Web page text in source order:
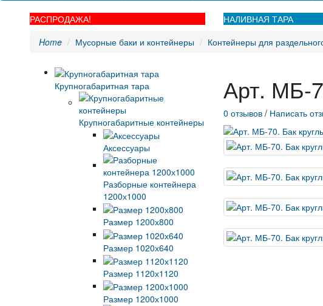
РАСПРОДАЖА! НАЛИВНАЯ ТАРА
Home
Мусорные баки и контейнеры Контейнеры для
Крупногабаритная тара
Крупногабаритные контейнеры
Аксессуары
Разборные контейнера
1200х1000
Размер 1200х800
Размер 1020х640
Размер 1120х1120
Размер 1200х1000
Арт. МБ-
0 отзывов/ Написать